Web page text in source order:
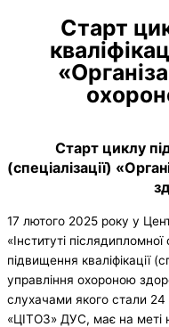
Старт
Старт циклу
(спеціалізації)
17 лютого 2025 року у
«Інституті
підвищення кваліфікації
управління охороною
слухачами якого стали
«ЦІТОЗ» ДУС, має на меті